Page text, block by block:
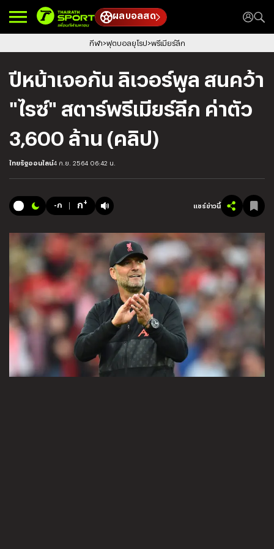
ผลบอลสด
กีฬา ฟุตบอลยุโรป พรีเมียร์ลีก
ปีหน้าเจอกัน ลิเวอร์พูล สนคว้า
"ไรซ์" สตาร์พรีเมียร์ลีก ค่าตัว
3,600 ล้าน (คลิป)
ไทยรัฐออนไลน์4 ก.ย. 2564 06:42 น.
-ก ก+ แชร์ข่าวนี้